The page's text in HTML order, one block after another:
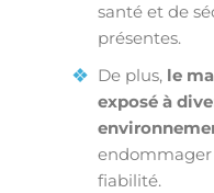
santé et de
présentes.
De plus, le
exposé à
endommager
fiabilité.